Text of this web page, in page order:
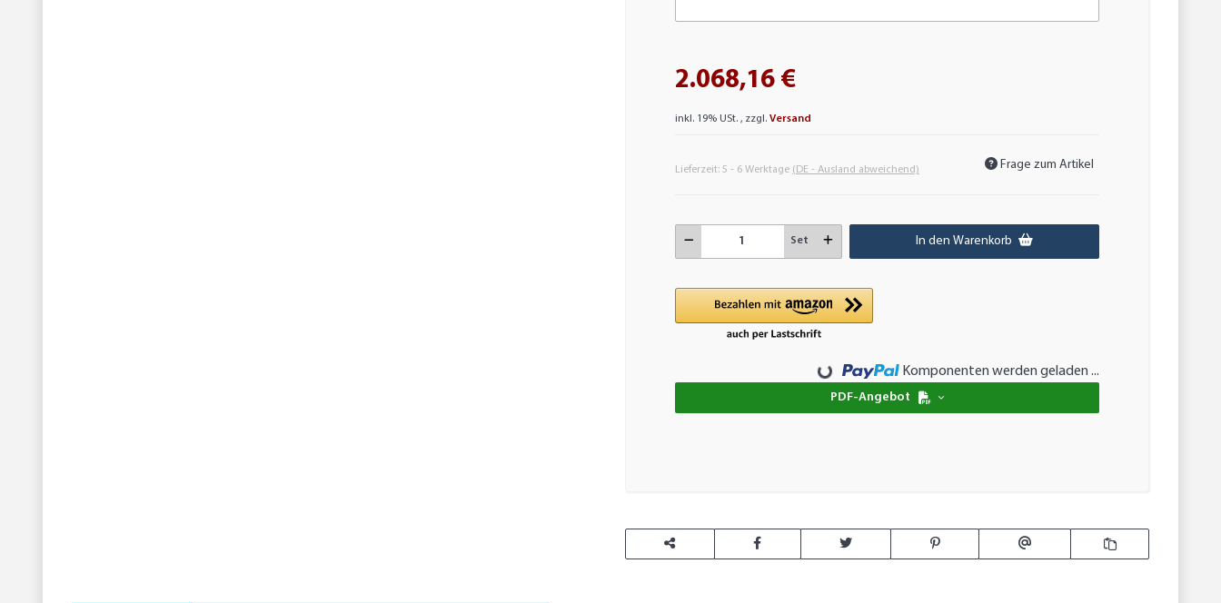
2.068,16 €
inkl. 19% USt. , zzgl. Versand
Lieferzeit: 5 - 6 Werktage (DE - Ausland abweichend) Frage zum Artikel
Set In den Warenkorb
Loading... Komponenten werden geladen ...
PDF-Angebot